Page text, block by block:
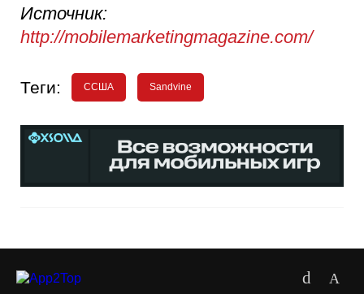
Источник:
http://mobilemarketingmagazine.com/
Теги: CСША Sandvine